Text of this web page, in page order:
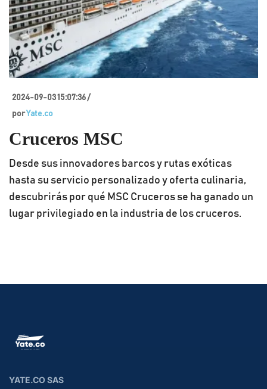
2024-09-03 15:07:36 /
porYate.co
Cruceros MSC
Desde sus innovadores barcos y rutas exóticas
hasta su servicio personalizado y oferta culinaria,
descubrirás por qué MSC Cruceros se ha ganado un
lugar privilegiado en la industria de los cruceros.
YATE.CO SAS